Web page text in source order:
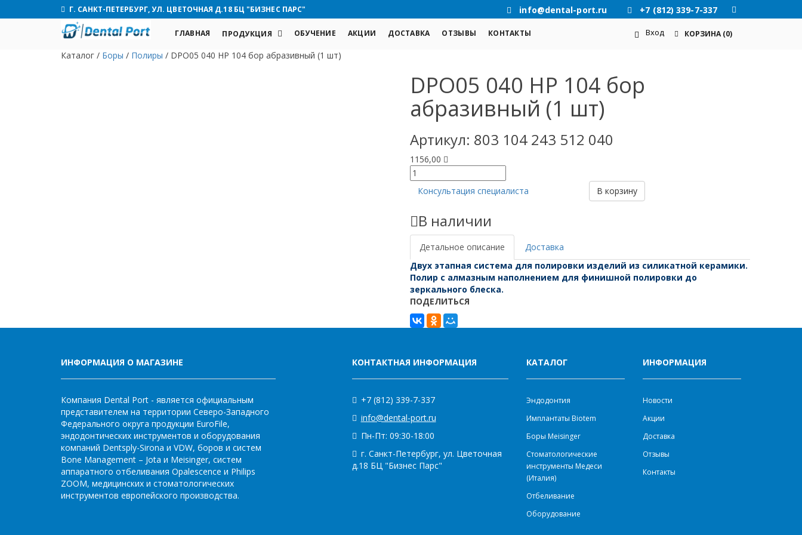
Г. САНКТ-ПЕТЕРБУРГ, УЛ. ЦВЕТОЧНАЯ Д.18 БЦ "БИЗНЕС ПАРС" info@dental-port.ru +7 (812) 339-7-337
ГЛАВНАЯ ПРОДУКЦИЯ ОБУЧЕНИЕ АКЦИИ ДОСТАВКА ОТЗЫВЫ КОНТАКТЫ Вход КОРЗИНА (0)
Каталог / Боры / Полиры / DPO05 040 HP 104 бор абразивный (1 шт)
DPO05 040 HP 104 бор
абразивный (1 шт)
Артикул: 803 104 243 512 040
1156,00
Количество
товара
DPO05
HP
104
бор
абразивный
(1
шт)
Консультация специалиста В корзину
В наличии
Детальное описание
Доставка
Двух этапная система для полировки изделий из силикатной керамики.
Полир с алмазным наполнением для финишной полировки до
зеркального блеска.
ПОДЕЛИТЬСЯ
ИНФОРМАЦИЯ О МАГАЗИНЕ
Компания Dental Port - является официальным
представителем на территории Северо-Западного
Федерального округа продукции EuroFile,
эндодонтических инструментов и оборудования
компаний Dentsply-Sirona и VDW, боров и систем
Bone Management – Jota и Meisinger, систем
аппаратного отбеливания Opalescence и Philips
ZOOM, медицинских и стоматологических
инструментов европейского производства.
КОНТАКТНАЯ ИНФОРМАЦИЯ
+7 (812) 339-7-337
info@dental-port.ru
Пн-Пт: 09:30-18:00
г. Санкт-Петербург, ул. Цветочная
д.18 БЦ "Бизнес Парс"
КАТАЛОГ
Эндодонтия
Имплантаты Biotem
Боры Meisinger
Стоматологические
инструменты Медеси
(Италия)
Отбеливание
Оборудование
ИНФОРМАЦИЯ
Новости
Акции
Доставка
Отзывы
Контакты